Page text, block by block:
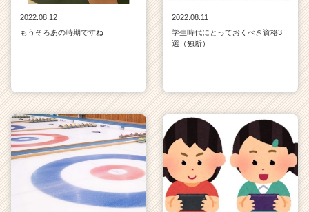
2022.08.12
もうそろあの時期ですね
2022.08.11
学生時代にとっておくべき資格3
選（独断）